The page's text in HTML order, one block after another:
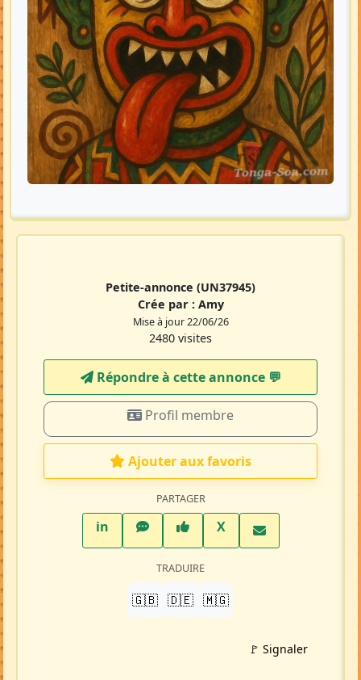
Petite-annonce (UN37945)
Crée par : Amy
Mise à jour 22/06/26
2480 visites
Répondre à cette annonce 💬​
Profil membre
Ajouter aux favoris
PARTAGER
inLinkedInWhatsAppFacebook
XTwitter X
TRADUIRE
🇬🇧 🇩🇪 🇲🇬
🚩 Signaler